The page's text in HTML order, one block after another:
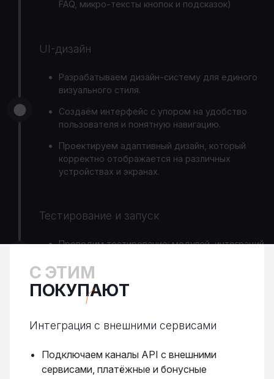
FAQ, микро-тексты кнопок и подсказок)
UI-дизайн
Разрабатываем дизайн-систему для единого
визуального стиля.
Создаём интерфейс с упором на удобство
пользователя и понятную навигацию.
Проектируем адаптивный дизайн, который
корректно отображается на различных
устройствах и экранах.
Тестирование и запуск
Проводим тестирование: модулей, интеграций
Разворачиваем сайт на хостинге и вешаем на
боевой домен.
С ЭТИМ
ПОКУПАЮТ
Интеграция с внешними сервисами
Подключаем каналы API с внешними
сервисами, платёжные и бонусные